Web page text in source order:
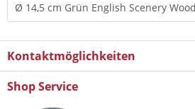
Ø 14,5 cm Grün English Scenery
Kontaktmöglichkeiten
Shop Service